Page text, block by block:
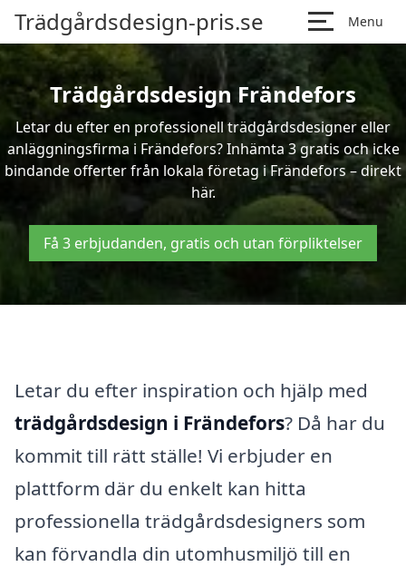
Trädgårdsdesign-pris.se Menu
Trädgårdsdesign Frändefors
Letar du efter en professionell trädgårdsdesigner eller
anläggningsfirma i Frändefors? Inhämta 3 gratis och icke
bindande offerter från lokala företag i Frändefors – direkt
här.
Få 3 erbjudanden, gratis och utan förpliktelser
Letar du efter inspiration och hjälp med
trädgårdsdesign i Frändefors? Då har du
kommit till rätt ställe! Vi erbjuder en
plattform där du enkelt kan hitta
professionella trädgårdsdesigners som
kan förvandla din utomhusmiljö till en